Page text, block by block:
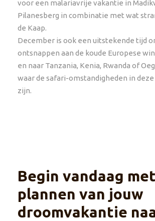
voor een malariavrije vakantie in
Pilanesberg in combinatie met wat
de Kaap.
December is ook een uitstekende tijd
ontsnappen aan de koude Europese
en naar Tanzania, Kenia, Rwanda of
waar de safari-omstandigheden in
zijn.
Begin vandaag
plannen van jouw
droomvakantie